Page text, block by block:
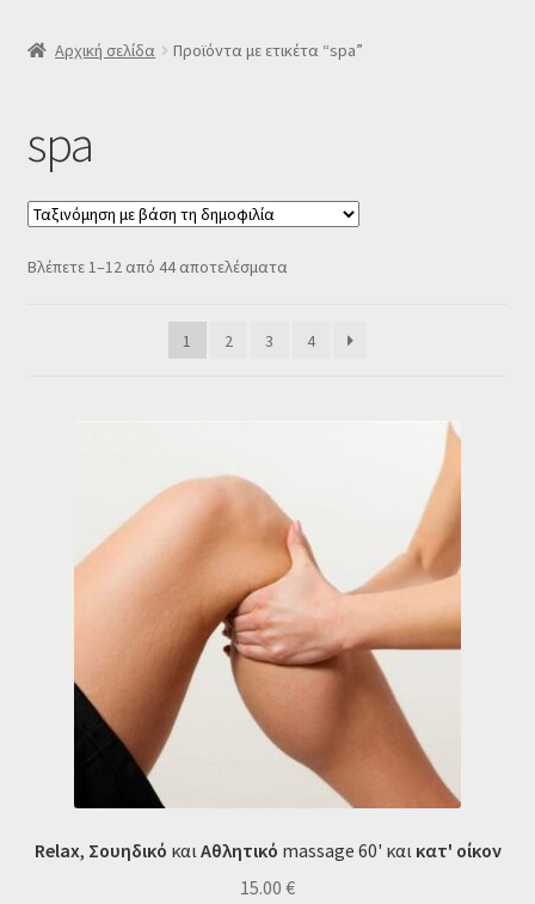
SLIDER
Δελτίο νέων
Ο λογαριασμός μου
Ταμείο
Αρχική σελίδα Προϊόντα με ετικέτα “spa”
spa
Βλέπετε 1–12 από 44 αποτελέσματαSorted
1
2 3 4
Relax, Σουηδικό και Aθλητικό massage 60' και κατ' οίκον
15.00 €